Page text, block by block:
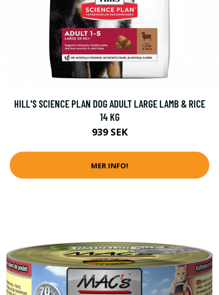
HILL'S SCIENCE PLAN DOG ADULT LARGE LAMB & RICE
14 KG
939 SEK
MER INFO!